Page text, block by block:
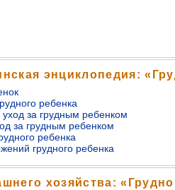
энциклопедия:
ребенка
за грудным ребенком
за грудным ребенком
ребенка
грудного ребенка
хозяйства: